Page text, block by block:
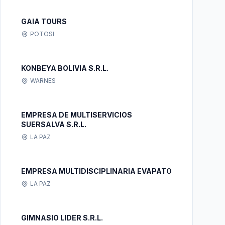
GAIA TOURS
POTOSI
KONBEYA BOLIVIA S.R.L.
WARNES
EMPRESA DE MULTISERVICIOS
SUERSALVA S.R.L.
LA PAZ
EMPRESA MULTIDISCIPLINARIA EVAPATO
LA PAZ
GIMNASIO LIDER S.R.L.